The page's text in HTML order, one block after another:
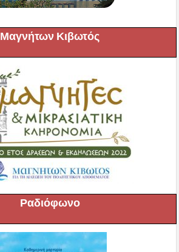
Μαγνήτων Κιβωτός
Ραδιόφωνο